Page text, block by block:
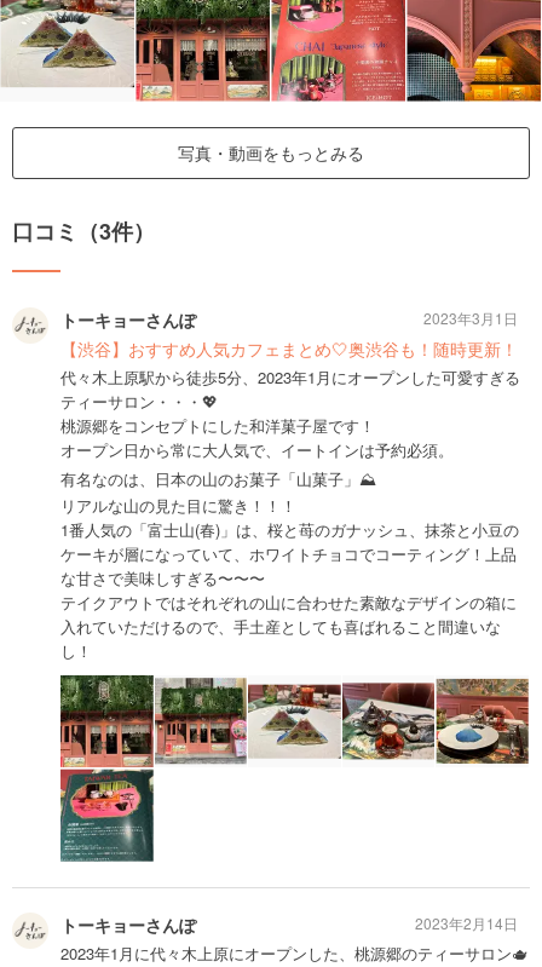
写真・動画をもっとみる
口コミ（3件）
トーキョーさんぽ
【渋谷】おすすめ人気カフェまとめ🤍奥渋谷も！随時更新！
代々木上原駅から徒歩5分、2023年1月にオープンした可愛すぎる
ティーサロン・・・💖
桃源郷をコンセプトにした和洋菓子屋です！
オープン日から常に大人気で、イートインは予約必須。
有名なのは、日本の山のお菓子「山菓子」⛰
リアルな山の見た目に驚き！！！
1番人気の「富士山(春)」は、桜と苺のガナッシュ、抹茶と小豆の
ケーキが層になっていて、ホワイトチョコでコーティング！上品
な甘さで美味しすぎる〜〜〜
テイクアウトではそれぞれの山に合わせた素敵なデザインの箱に
入れていただけるので、手土産としても喜ばれること間違いな
し！
2023年3月1日
トーキョーさんぽ
2023年1月に代々木上原にオープンした、桃源郷のティーサロン🫖
2023年2月14日